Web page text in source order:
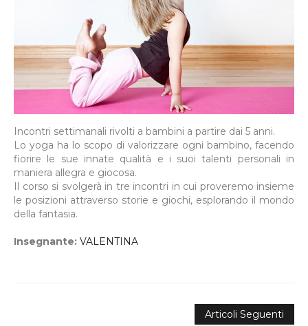
Incontri settimanali rivolti a bambini a partire dai 5 anni.
Lo yoga ha lo scopo di valorizzare ogni bambino, facendo
fiorire le sue innate qualità e i suoi talenti personali in
maniera allegra e giocosa.
Il corso si svolgerà in tre incontri in cui proveremo insieme
le posizioni attraverso storie e giochi, esplorando il mondo
della fantasia.
Insegnante: VALENTINA
Articoli Seguenti